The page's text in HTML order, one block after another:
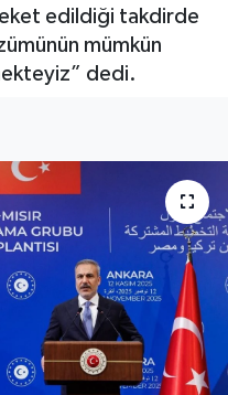
edildiği takdirde
mümkün
dedi.